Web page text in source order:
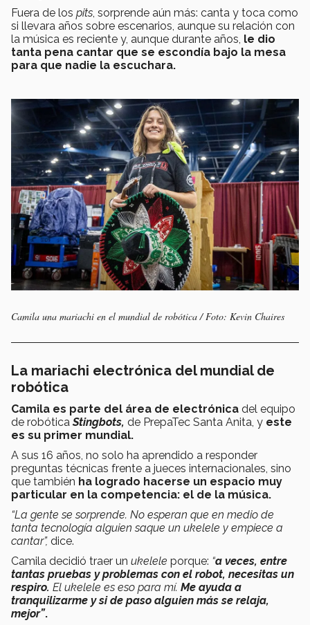
Fuera de los pits , sorprende aún más: canta y toca como
si llevara años sobre escenarios, aunque su relación con
la música es reciente y, aunque durante años, le dio
tanta pena cantar que se escondía bajo la mesa
para que nadie la escuchara.
Camila una mariachi en el mundial de robótica / Foto: Kevin Chaires
La mariachi electrónica del mundial de
robótica
Camila es parte del área de electrónica del equipo
de robóticaStingbots, de PrepaTec Santa Anita, y este
es su primer mundial.
A sus 16 años, no solo ha aprendido a responder
preguntas técnicas frente a jueces internacionales, sino
que también ha logrado hacerse un espacio muy
particular en la competencia: el de la música.
“La gente se sorprende. No esperan que en medio de
tanta tecnología alguien saque un ukelele y empiece a
cantar”, dice.
Camila decidió traer un ukelele porque: “a veces, entre
tantas pruebas y problemas con el robot, necesitas un
respiro. El ukelele es eso para mí. Me ayuda a
tranquilizarme y si de paso alguien más se relaja,
mejor”.